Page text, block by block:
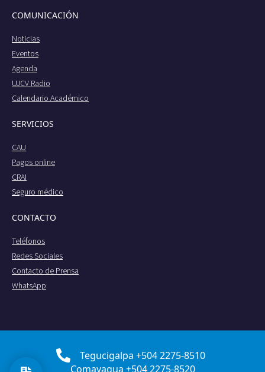
COMUNICACIÓN
Noticias
Eventos
Agenda
UJCV Radio
Calendario Académico
SERVICIOS
CAU
Pagos online
CRAI
Seguro médico
CONTACTO
Teléfonos
Redes Sociales
Contacto de Prensa
WhatsApp
Tegucigalpa +504 2275-8510
Comayagua +504 2275-8520